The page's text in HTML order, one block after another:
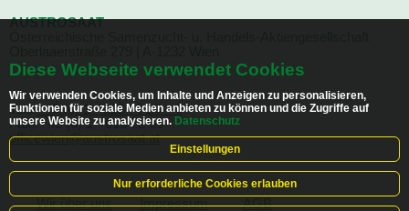
AUSTROSAAT
Tel.:+43 (0) 1 - 616 70 23 – 0
Fax: +43 (0) 1 - 616 72 69
officewien@austrosaat.at
Wir über uns Impressum AGB
Diese Webseite verwendet Cookies
Wir verwenden Cookies, um Inhalte und Anzeigen zu personalisieren,
Funktionen für soziale Medien anbieten zu können und die Zugriffe auf
unsere Website zu analysieren. Datenschutz
Einstellungen
Nur erforderliche Cookies erlauben